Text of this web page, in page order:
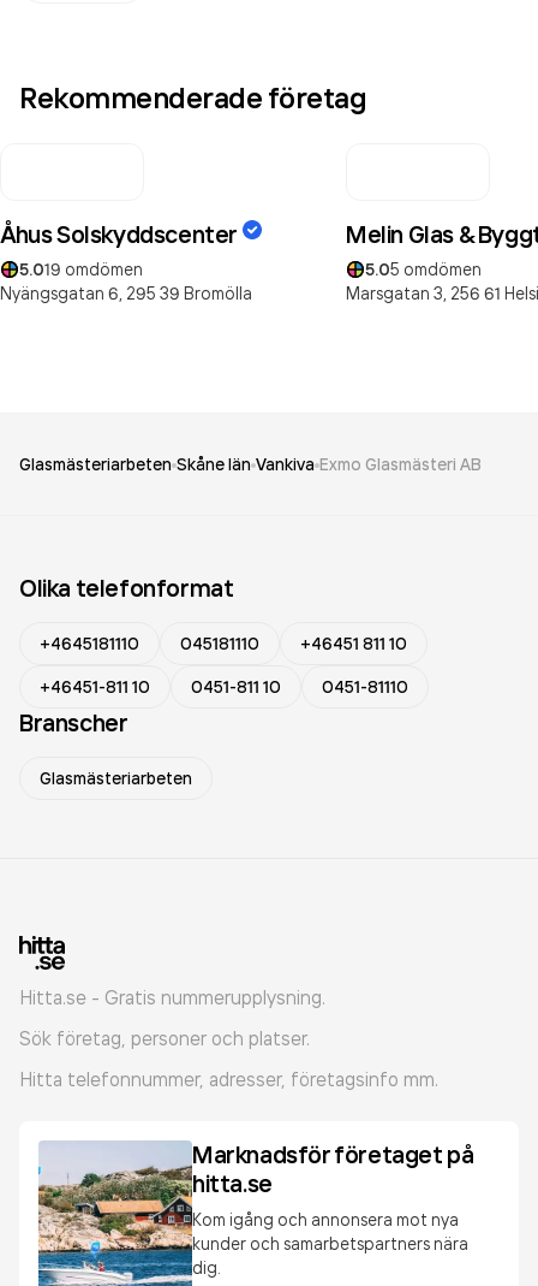
Rekommenderade företag
Åhus Solskyddscenter
5.019 omdömen
Nyängsgatan 6, 295 39 Bromölla
Melin Glas &
5.05 omdömen
Marsgatan 3, 256 61
Glasmästeriarbeten Skåne län Vankiva Exmo Glasmästeri AB
Olika telefonformat
+4645181110 045181110
+46451 811 10
+46451-811 10
0451-811 10 0451-81110
Branscher
Glasmästeriarbeten
Hitta.se - Gratis nummerupplysning.
Sök företag, personer och platser.
Hitta telefonnummer, adresser, företagsinfo mm.
Marknadsför företaget på
hitta.se
Kom igång och annonsera mot nya
kunder och samarbetspartners nära
dig.